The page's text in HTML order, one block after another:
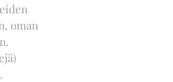
oman